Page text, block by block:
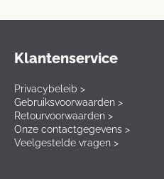
Klantenservice
Privacybeleib >
Gebruiksvoorwaarden >
Retourvoorwaarden >
Onze contactgegevens >
Veelgestelde vragen >